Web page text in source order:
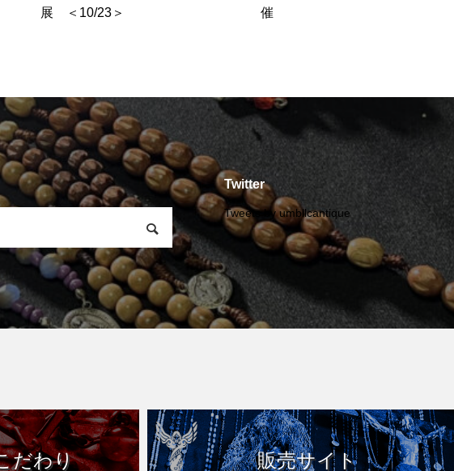
展 ＜10/23＞
催
Twitter
Tweets by umbllcantique
だわり 販売サイト